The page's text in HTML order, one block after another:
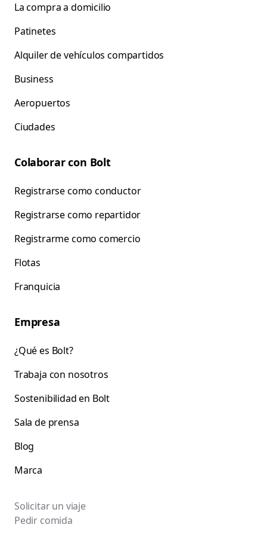
La compra a domicilio
Patinetes
Alquiler de vehículos compartidos
Business
Aeropuertos
Ciudades
Colaborar con Bolt
Registrarse como conductor
Registrarse como repartidor
Registrarme como comercio
Flotas
Franquicia
Empresa
¿Qué es Bolt?
Trabaja con nosotros
Sostenibilidad en Bolt
Sala de prensa
Blog
Marca
Solicitar un viaje
Pedir comida